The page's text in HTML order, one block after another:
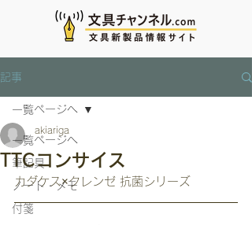
記事
一覧ページへ
筆記具
ノート・メモ
付箋
一覧ページへ
TTCコンサイス
akiariga
カダケス×クレンゼ 抗菌シリーズ